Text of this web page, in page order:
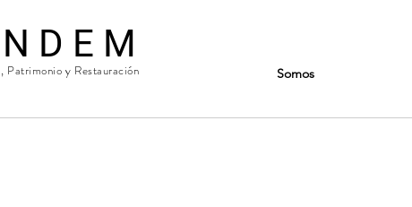
D E M
Patrimonio y Restauración Somos